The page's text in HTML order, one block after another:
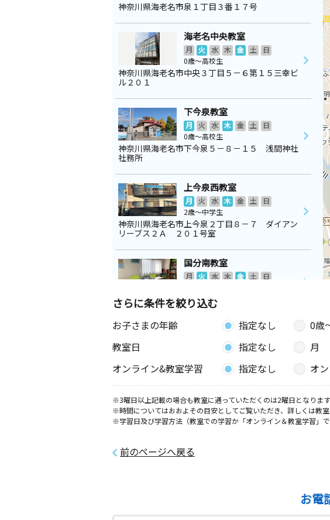
神奈川県海老名市泉１丁目３番１７号
海老名中央教室
月 火 水 木 金 土
日
0歳～高校生
神奈川県海老名市中央３丁目５－６第１５三幸ビ
ル２０１
下今泉教室
月 火 水 木 金 土
日
0歳～高校生
神奈川県海老名市下今泉５－８－１５ 浅間神社
社務所
上今泉西教室
月 火 水 木 金 土
日
2歳～中学生
神奈川県海老名市上今泉２丁目８－７ ダイアン
リーブス２Ａ ２０１号室
国分南教室
月 火 水 木 金 土
日
神奈川県海老名市国分南４丁目６－１０
大谷北教室
木 金 土
日
神奈川県海老名市大谷北３丁目３－３３ 湯川ビ
ル１階
河原口教室
月 火 水 木 金 土
日
ビル３０１
神奈川県綾瀬市小園１５４０－６ メゾンサンサ
さらに条件を絞り込む
お子さまの年齢 指定なし 0歳
教室日
指定なし 月
オンライン&教室学習
指定なし オ
※3曜日以上記載の場合も教室に通っていただくのは2曜日となります
※時間についてはおおよその目安としてご覧いただき、詳しくは教
※学習日及び学習方法（教室での学習か「オンライン＆教室学習」
前のページへ戻る
お電